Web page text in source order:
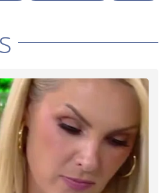
i
d
e
o